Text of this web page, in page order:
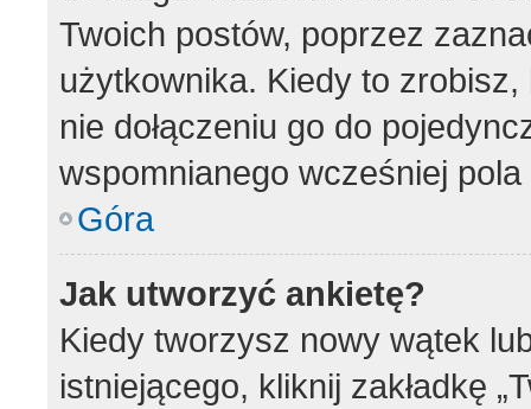
Twoich postów, poprzez
użytkownika. Kiedy to
nie dołączeniu go do
wspomnianego wcześniej
Góra
Jak utworzyć ankietę?
Kiedy tworzysz nowy wątek
istniejącego, kliknij zakładkę